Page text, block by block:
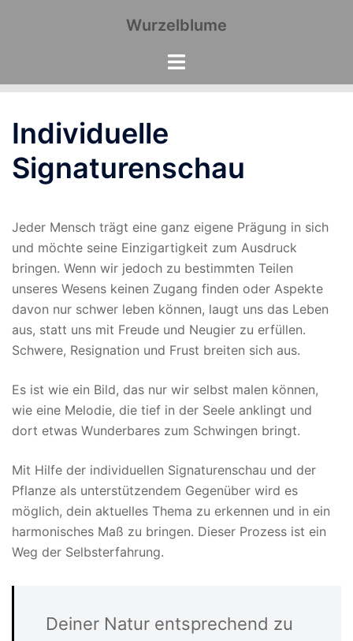
Wurzelblume
Individuelle
Signaturenschau
Jeder Mensch trägt eine ganz eigene Prägung in sich
und möchte seine Einzigartigkeit zum Ausdruck
bringen. Wenn wir jedoch zu bestimmten Teilen
unseres Wesens keinen Zugang finden oder Aspekte
davon nur schwer leben können, laugt uns das Leben
aus, statt uns mit Freude und Neugier zu erfüllen.
Schwere, Resignation und Frust breiten sich aus.
Es ist wie ein Bild, das nur wir selbst malen können,
wie eine Melodie, die tief in der Seele anklingt und
dort etwas Wunderbares zum Schwingen bringt.
Mit Hilfe der individuellen Signaturenschau und der
Pflanze als unterstützendem Gegenüber wird es
möglich, dein aktuelles Thema zu erkennen und in ein
harmonisches Maß zu bringen. Dieser Prozess ist ein
Weg der Selbsterfahrung.
Deiner Natur entsprechend zu